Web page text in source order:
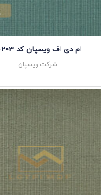
ام دی اف ویسپان کد P-203
شرکت ویسپان